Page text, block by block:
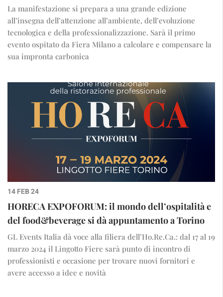
La manifestazione si prepara a una grande edizione
all’insegna dell’attenzione all’ambiente, dell’evoluzione
tecnologica e della professionalizzazione. Sarà il primo
evento ospitato da Fiera Milano a calcolare e compensare la
sua impronta carbonica
14 FEB 24
HORECA EXPOFORUM: il mondo dell’ospitalità e
del food&beverage si dà appuntamento a Torino
GL Events Italia dà voce alla filiera dell’Ho.Re.Ca.: dal 17 al 19
marzo 2024 il Lingotto Fiere sarà punto di incontro di
professionisti e occasione per trovare nuovi fornitori e
avere accesso a idee e novità